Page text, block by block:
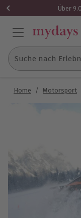
Über
Suche nach
Home / Motorsport